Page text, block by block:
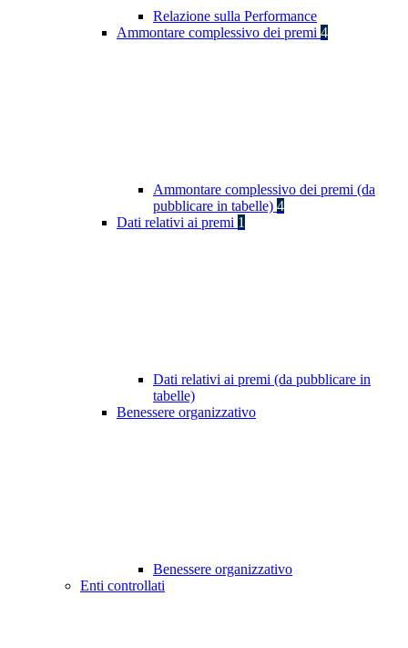
Relazione sulla Performance
Ammontare complessivo dei premi 4
Ammontare complessivo dei premi (da
pubblicare in tabelle) 4
Dati relativi ai premi 1
Dati relativi ai premi (da pubblicare in
tabelle)
Benessere organizzativo
Benessere organizzativo
Enti controllati